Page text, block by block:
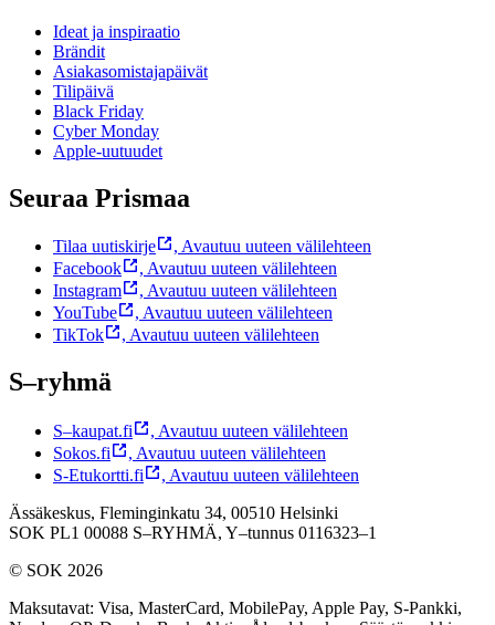
Ideat ja inspiraatio
Brändit
Asiakasomistajapäivät
Tilipäivä
Black Friday
Cyber Monday
Apple-uutuudet
Seuraa Prismaa
Tilaa uutiskirje , Avautuu uuteen välilehteen
Facebook
, Avautuu uuteen välilehteen
Instagram
, Avautuu uuteen välilehteen
YouTube
, Avautuu uuteen välilehteen
TikTok
, Avautuu uuteen välilehteen
S–ryhmä
S–kaupat.fi , Avautuu uuteen välilehteen
Sokos.fi
, Avautuu uuteen välilehteen
S-Etukortti.fi
, Avautuu uuteen välilehteen
Ässäkeskus, Fleminginkatu 34, 00510 Helsinki
SOK PL1 00088 S–RYHMÄ, Y–tunnus 0116323–1
© SOK 2026
Maksutavat: Visa, MasterCard, MobilePay, Apple Pay, S-Pankki,